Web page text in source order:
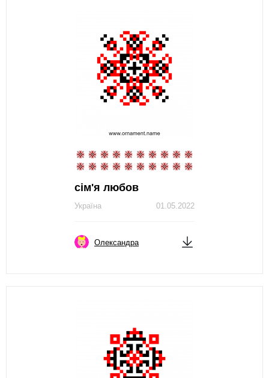
сім'я любов
01.05.2022
Україна
Олександра